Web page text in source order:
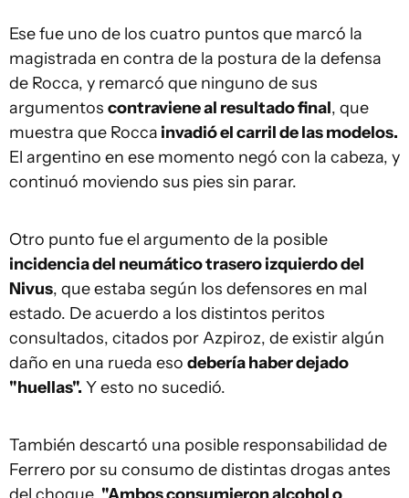
Ese fue uno de los cuatro puntos que marcó la
magistrada en contra de la postura de la defensa
de Rocca, y remarcó que ninguno de sus
argumentos contraviene al resultado final, que
muestra que Rocca invadió el carril de las modelos.
El argentino en ese momento negó con la cabeza, y
continuó moviendo sus pies sin parar.
Otro punto fue el argumento de la posible
incidencia del neumático trasero izquierdo del
Nivus, que estaba según los defensores en mal
estado. De acuerdo a los distintos peritos
consultados, citados por Azpiroz, de existir algún
daño en una rueda eso debería haber dejado
"huellas". Y esto no sucedió.
También descartó una posible responsabilidad de
Ferrero por su consumo de distintas drogas antes